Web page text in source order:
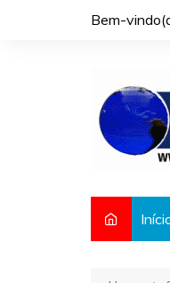
Bem-